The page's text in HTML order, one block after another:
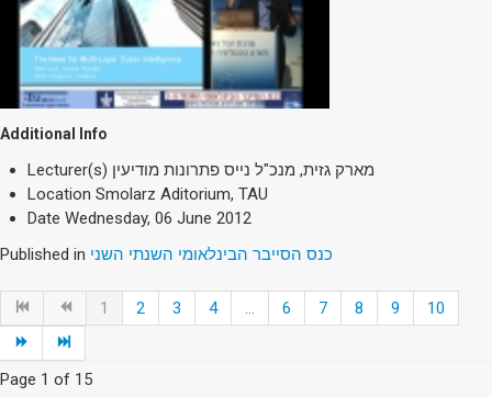
Additional Info
Lecturer(s) מארק גזית, מנכ"ל נייס פתרונות מודיעין
Location Smolarz Aditorium, TAU
Date Wednesday, 06 June 2012
Published in כנס הסייבר הבינלאומי השנתי השני
1 2 3 4 ... 6 7 8 9 10
Page 1 of 15